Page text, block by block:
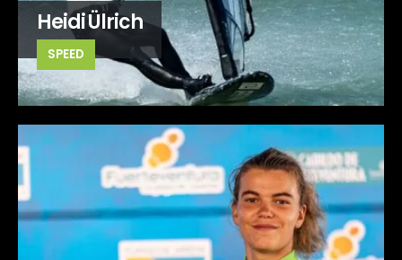
Heidi Ülrich
SPEED